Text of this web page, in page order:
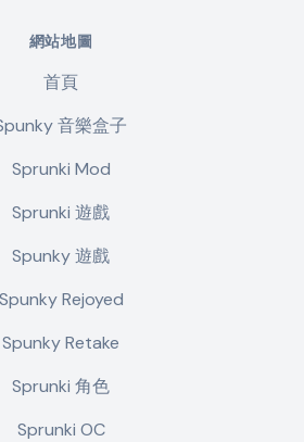
網站地圖
首頁
音樂盒子
Sprunki Mod
Sprunki 遊戲
Spunky 遊戲
Spunky Rejoyed
Spunky Retake
Sprunki 角色
Sprunki OC